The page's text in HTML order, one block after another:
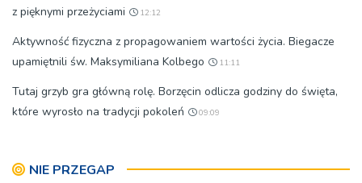
z pięknymi przeżyciami
12:12
Aktywność fizyczna z propagowaniem wartości życia. Biegacze
upamiętnili św. Maksymiliana Kolbego
11:11
Tutaj grzyb gra główną rolę. Borzęcin odlicza godziny do święta,
które wyrosło na tradycji pokoleń
09:09
NIE PRZEGAP